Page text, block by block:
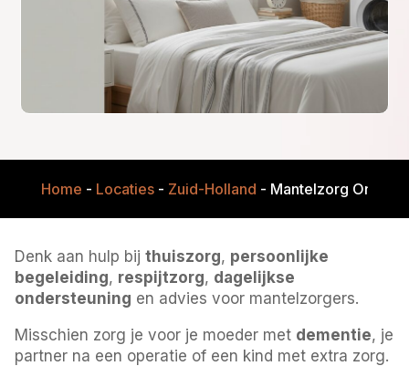
Home - Locaties- Zuid-Holland - Mantelzorg
Denk aan hulp bijthuiszorg, persoonlijke
begeleiding, respijtzorg, dagelijkse
ondersteuning en advies voor mantelzorgers.
Misschien zorg je voor je moeder met dementie, je
partner na een operatie of een kind met extra zorg.